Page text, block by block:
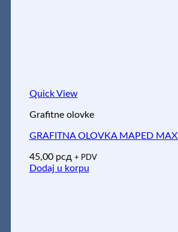
Quick View
Grafitne olovke
GRAFITNA OLOVKA MAPED MAXI
45,00 рсд + PDV
Dodaj u korpu